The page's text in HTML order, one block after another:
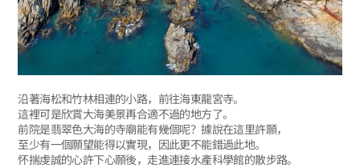
沿著海松和竹林相連的小路，前往海東龍宮寺。
這裡可是欣賞大海美景再合適不過的地方了。
前院是翡翠色大海的寺廟能有幾個呢？據說在這里許願，
至少有一個願望能得以實現，因此更不能錯過此地。
怀揣虔誠的心許下心願後，走進連接水產科學館的散步路。